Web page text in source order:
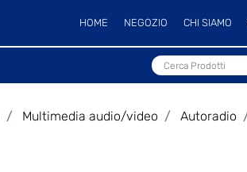
HOME NEGOZIO CHI SIAMO
Multimedia audio/video Autoradio